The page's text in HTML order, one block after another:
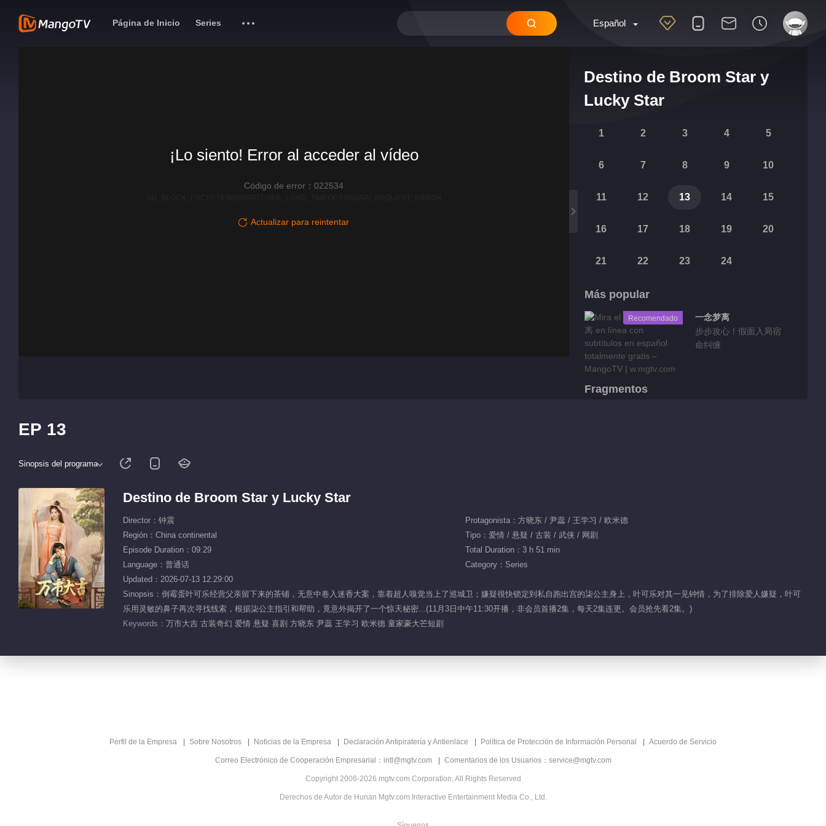
Español
Página de Inicio Series
Destino de Broom Star y
Lucky Star
1 2 3 4 5
6 7 8 9 10
11 12 13 14 15
16 17 18 19 20
21 22 23 24
Más popular
Recomendado
一念梦离
步步攻心！假面入局宿
命纠缠
Fragmentos
¡Lo siento! Error al acceder al vídeo
Código de error：022534
Actualizar para reintentar
EP 13
Sinopsis del programa
Destino de Broom Star y Lucky Star
Director：钟震
Protagonista：方晓东 / 尹蕊 / 王学习 / 欧米德
Región：China continental
Tipo：爱情 / 悬疑 / 古装 / 武侠 / 网剧
Episode Duration：09:29
Total Duration：3 h 51 min
Language：普通话
Category：Series
Updated：2026-07-13 12:29:00
Sinopsis：倒霉蛋叶可乐经营父亲留下来的茶铺，无意中卷入迷香大案，靠着超人嗅觉当上了巡城卫；嫌疑很快锁定到私自跑出宫的柒公主身上，叶可乐对其一见钟情，为了排除爱人嫌疑，叶可
乐用灵敏的鼻子再次寻找线索，根据柒公主指引和帮助，竟意外揭开了一个惊天秘密...(11月3日中午11:30开播，非会员首播2集，每天2集连更。会员抢先看2集。)
Keywords： 万市大吉 古装奇幻 爱情 悬疑 喜剧 方晓东 尹蕊 王学习 欧米德 童家豪大芒短剧
Perfil de la Empresa Sobre Nosotros Noticias de la Empresa Declaración Antipiratería y Antienlace Política de Protección de Información Personal Acuerdo de Servicio
Correo Electrónico de Cooperación Empresarial：intl@mgtv.com Comentarios de los Usuarios：service@mgtv.com
Copyright 2006-2026 mgtv.com Corporation, All Rights Reserved
Derechos de Autor de Hunan Mgtv.com Interactive Entertainment Media Co., Ltd.